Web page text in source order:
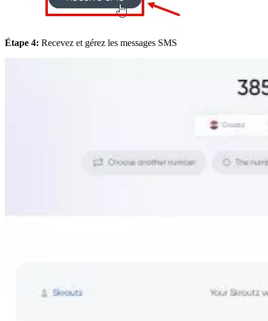
Étape 4: Recevez et gérez les messages SMS